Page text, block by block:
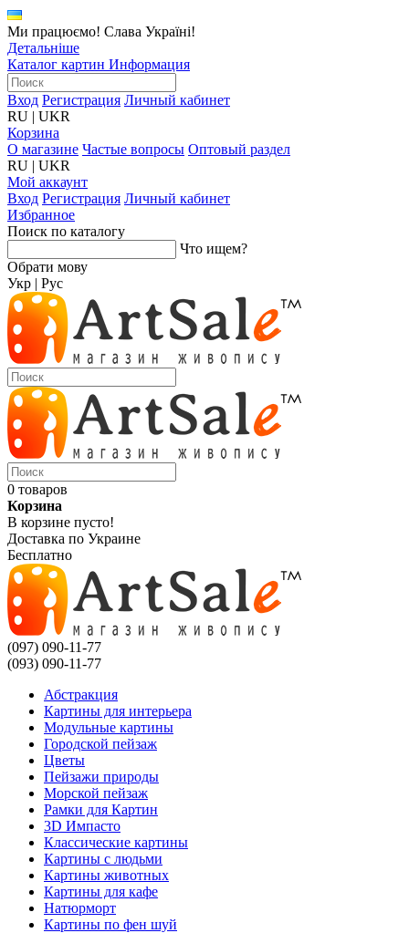
Ми працюємо! Слава Україні!
Детальніше
Каталог картин Информация
Вход Регистрация Личный кабинет
RU | UKR
Корзина
О магазине Частые вопросы Оптовый раздел
RU | UKR
Мой аккаунт
Вход Регистрация Личный кабинет
Избранное
Поиск по каталогу
Что ищем?
Обрати мову
Укр | Рус
0 товаров
Корзина
В корзине пусто!
Доставка по Украине
Бесплатно
(097) 090-11-77
(093) 090-11-77
Абстракция
Картины для интерьера
Модульные картины
Городской пейзаж
Цветы
Пейзажи природы
Морской пейзаж
Рамки для Картин
3D Импасто
Классические картины
Картины с людьми
Картины животных
Картины для кафе
Натюрморт
Картины по фен шуй